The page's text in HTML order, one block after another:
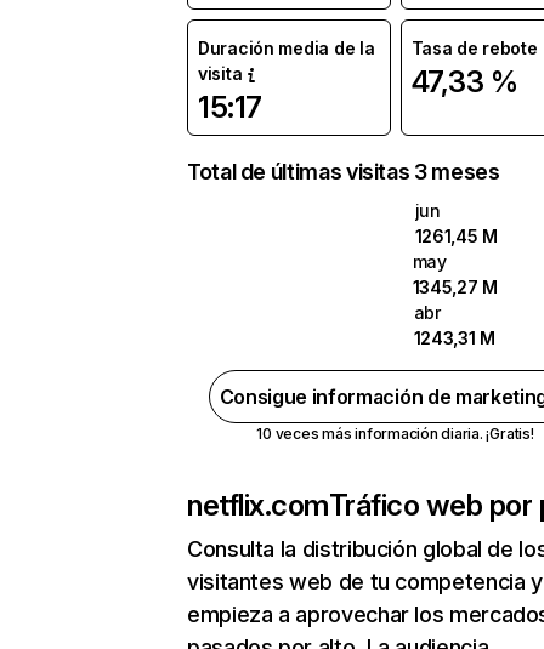
Duración media de la
visita
15:17
Tasa de rebote
47,33 %
Total de últimas visitas 3 meses
jun
1261,45 M
may
1345,27 M
abr
1243,31 M
Consigue información de
10 veces más información diaria. ¡Gratis!
netflix.comTráfico web por
Consulta la distribución global de
visitantes web de tu competencia y
empieza a aprovechar los